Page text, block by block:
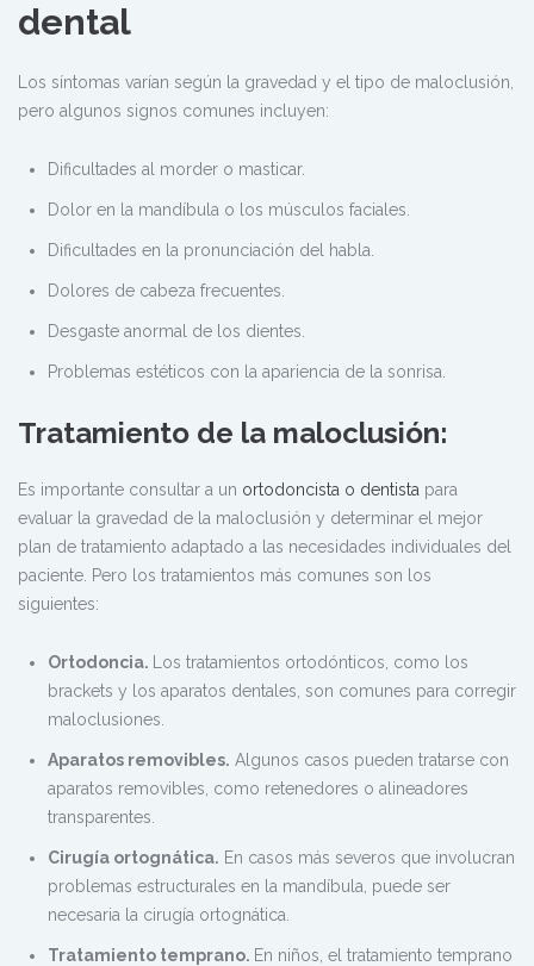
dental
Los síntomas varían según la gravedad y el tipo de maloclusión,
pero algunos signos comunes incluyen:
Dificultades al morder o masticar.
Dolor en la mandíbula o los músculos faciales.
Dificultades en la pronunciación del habla.
Dolores de cabeza frecuentes.
Desgaste anormal de los dientes.
Problemas estéticos con la apariencia de la sonrisa.
Tratamiento de la maloclusión:
Es importante consultar a un ortodoncista o dentista para
evaluar la gravedad de la maloclusión y determinar el mejor
plan de tratamiento adaptado a las necesidades individuales del
paciente. Pero los tratamientos más comunes son los
siguientes:
Ortodoncia.
Los tratamientos ortodónticos, como los
brackets y los aparatos dentales, son comunes para corregir
maloclusiones.
Aparatos removibles. Algunos casos pueden tratarse con
aparatos removibles, como retenedores o alineadores
transparentes.
Cirugía ortognática. En casos más severos que involucran
problemas estructurales en la mandíbula, puede ser
necesaria la cirugía ortognática.
Tratamiento temprano. En niños, el tratamiento temprano